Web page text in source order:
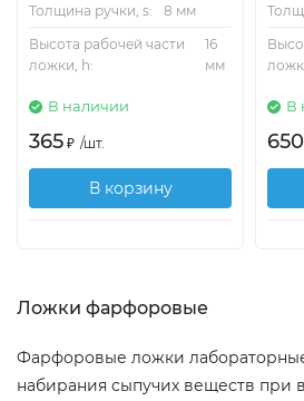
Толщина ручки, s:
8 мм
Высота рабочей части
ложки, h:
16
мм
В наличии
365 ₽ /шт.
В корзину
В
650
Ложки фарфоровые
Фарфоровые ложки
набирания сыпучих веществ при